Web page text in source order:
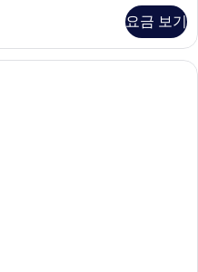
요금 보기
슈피리어룸, 정원 전망 | 고급 침구, 미